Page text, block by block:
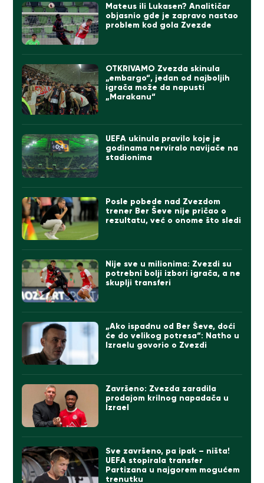
Mateus ili Lukasen? Analitičar
objasnio gde je zapravo nastao
problem kod gola Zvezde
OTKRIVAMO Zvezda skinula
„embargo“, jedan od najboljih
igrača može da napusti
„Marakanu“
UEFA ukinula pravilo koje je
godinama nerviralo navijače na
stadionima
Posle pobede nad Zvezdom
trener Ber Ševe nije pričao o
rezultatu, već o onome što sledi
Nije sve u milionima: Zvezdi su
potrebni bolji izbori igrača, a ne
skuplji transferi
„Ako ispadnu od Ber Ševe, doći
će do velikog potresa“: Natho u
Izraelu govorio o Zvezdi
Završeno: Zvezda zaradila
prodajom krilnog napadača u
Izrael
Sve završeno, pa ipak – ništa!
UEFA stopirala transfer
Partizana u najgorem mogućem
trenutku